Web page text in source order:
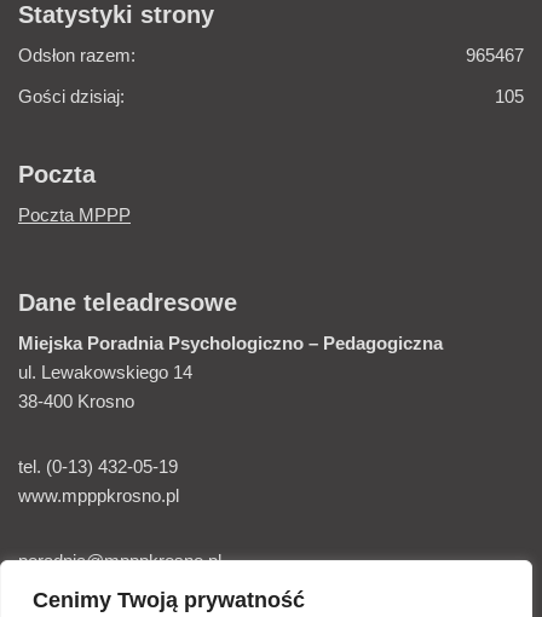
Cenimy Twoją prywatność
Statystyki strony
965467
Odsłon razem:
105
Gości dzisiaj:
Poczta
Poczta MPPP
Dane teleadresowe
Miejska Poradnia Psychologiczno – Pedagogiczna
ul. Lewakowskiego 14
38-400 Krosno
tel. (0-13) 432-05-19
www.mpppkrosno.pl
poradnia@mpppkrosno.pl